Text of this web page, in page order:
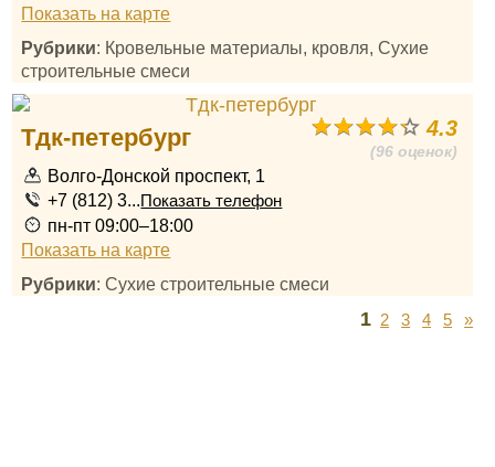
Показать на карте
Рубрики: Кровельные материалы, кровля, Сухие
строительные смеси
4.3
(96 оценок)
Тдк-петербург
Волго-Донской проспект, 1
+7 (812) 3...Показать телефон
пн-пт 09:00–18:00
Показать на карте
Рубрики: Сухие строительные смеси
1 2 3 4 5 »